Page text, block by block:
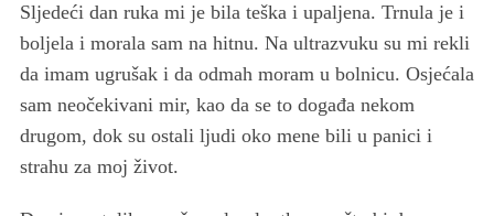
Sljedeći dan ruka mi je bila teška i upaljena. Trnula je i
boljela i morala sam na hitnu. Na ultrazvuku su mi rekli
da imam ugrušak i da odmah moram u bolnicu. Osjećala
sam neočekivani mir, kao da se to događa nekom
drugom, dok su ostali ljudi oko mene bili u panici i
strahu za moj život.